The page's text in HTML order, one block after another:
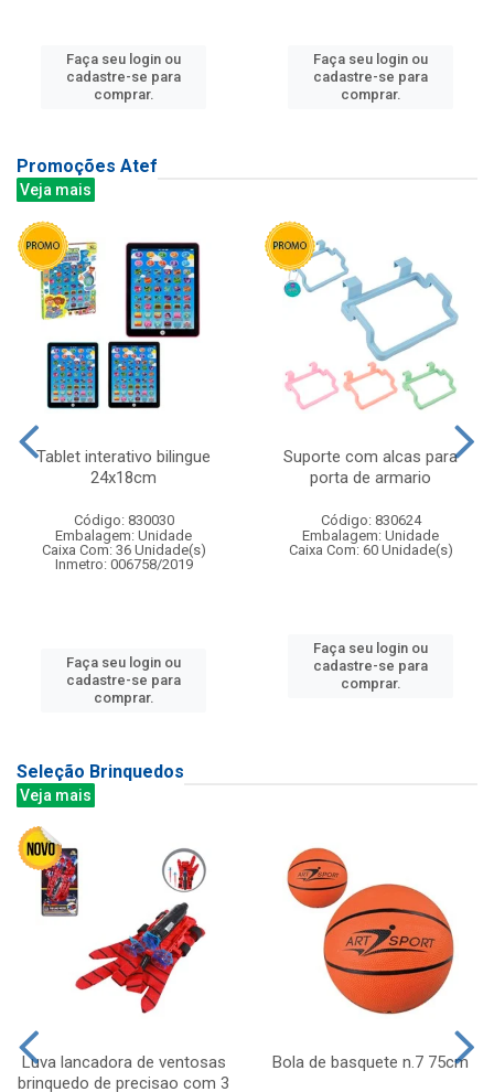
Faça seu login ou
cadastre-se para
comprar.
Faça seu login ou
cadastre-se para
comprar.
Promoções Atef
Veja mais
Tablet interativo bilingue
24x18cm
Código: 830030
Embalagem: Unidade
Caixa Com: 36 Unidade(s)
Inmetro: 006758/2019
Faça seu login ou
cadastre-se para
comprar.
Suporte com alcas para
porta de armario
Código: 830624
Embalagem: Unidade
Caixa Com: 60 Unidade(s)
Faça seu login ou
cadastre-se para
comprar.
Seleção Brinquedos
Veja mais
Luva lancadora de ventosas
brinquedo de precisao com 3
Bola de basquete n.7 75cm